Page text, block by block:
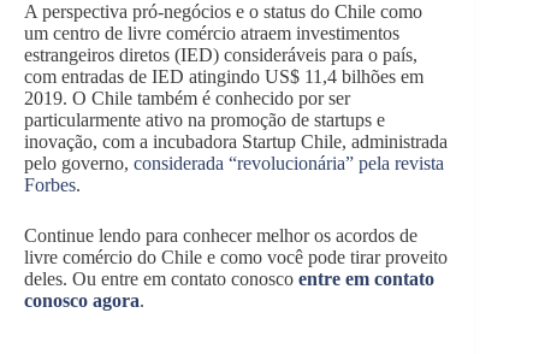
A perspectiva pró-negócios e o status do Chile como
um centro de livre comércio atraem investimentos
estrangeiros diretos (IED) consideráveis para o país,
com entradas de IED atingindo US$ 11,4 bilhões em
2019. O Chile também é conhecido por ser
particularmente ativo na promoção de startups e
inovação, com a incubadora Startup Chile, administrada
pelo governo, considerada “revolucionária” pela revista
Forbes.
Continue lendo para conhecer melhor os acordos de
livre comércio do Chile e como você pode tirar proveito
deles. Ou entre em contato conosco entre em contato
conosco agora.